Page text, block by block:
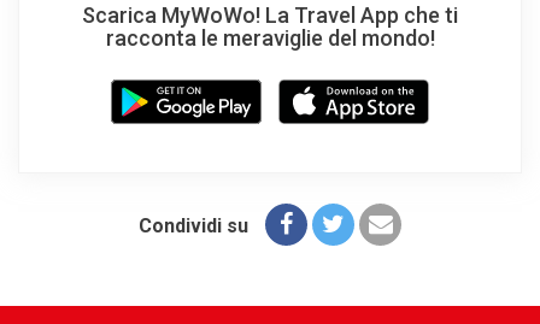
Scarica MyWoWo! La Travel App che ti
racconta le meraviglie del mondo!
Condividi su